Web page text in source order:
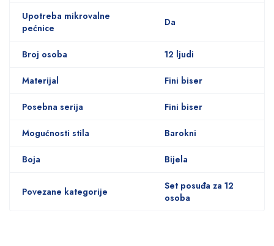
Upotreba mikrovalne
pećnice
Da
Broj osoba 12 ljudi
Materijal Fini biser
Posebna serija Fini biser
Mogućnosti stila Barokni
Boja Bijela
Povezane kategorije
Set posuđa za 12
osoba